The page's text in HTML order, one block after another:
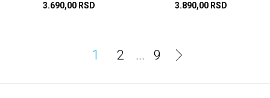
3.690,00 RSD 3.890,00 RSD
1 2 ... 9